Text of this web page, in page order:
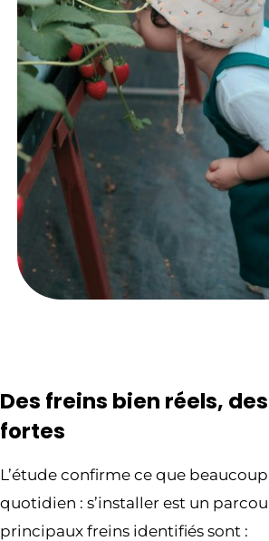
Des freins bien réels,
fortes
L’étude confirme ce que
quotidien : s’installer est un
principaux freins identifiés sont :